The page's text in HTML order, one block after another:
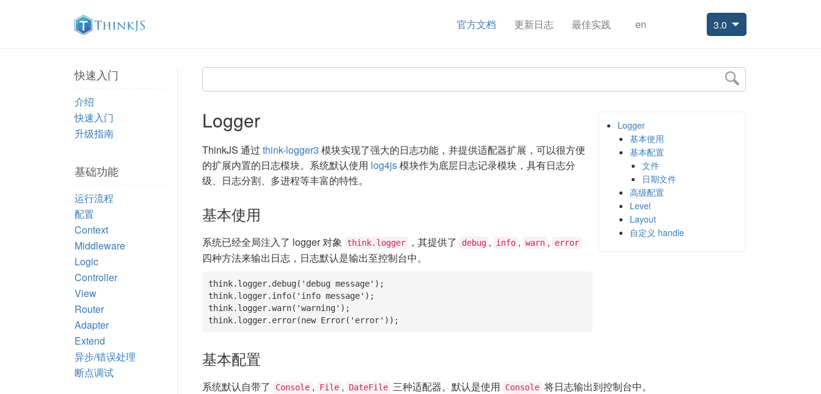
官方文档 更新日志 最佳实践 en 3.0
快速入门
介绍
快速入门
升级指南
基础功能
运行流程
配置
Context
Middleware
Logic
Controller
View
Router
Adapter
Extend
异步/错误处理
断点调试
Logger
Logger
基本使用
基本配置
文件
日期文件
高级配置
Level
Layout
自定义 handle
ThinkJS 通过 think-logger3 模块实现了强大的日志功能，并提供适配器扩展，可以很方便
的扩展内置的日志模块。系统默认使用 log4js模块作为底层日志记录模块，具有日志分
级、日志分割、多进程等丰富的特性。
基本使用
系统已经全局注入了 logger 对象 think.logger ，其提供了 debug , info , warn , error
四种方法来输出日志，日志默认是输出至控制台中。
think.logger.debug('debug message');
think.logger.info('info message');
think.logger.warn('warning');
think.logger.error(new Error('error'));
基本配置
系统默认自带了 Console , File , DateFile 三种适配器。默认是使用 Console 将日志输出到控制台中。